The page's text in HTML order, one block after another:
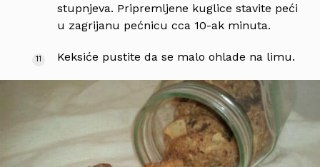
stupnjeva. Pripremljene kuglice stavite peći
u zagrijanu pećnicu cca 10-ak minuta.
Keksiće pustite da se malo ohlade na limu.